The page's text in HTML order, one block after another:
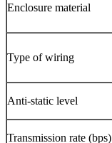
Enclosure material
Type of wiring
Anti-static level
Transmission rate (bps)